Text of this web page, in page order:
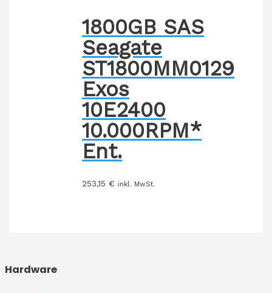
1800GB SAS
Seagate
ST1800MM0129
Exos
10E2400
10.000RPM*
Ent.
253,15€ inkl. MwSt.
Hardware